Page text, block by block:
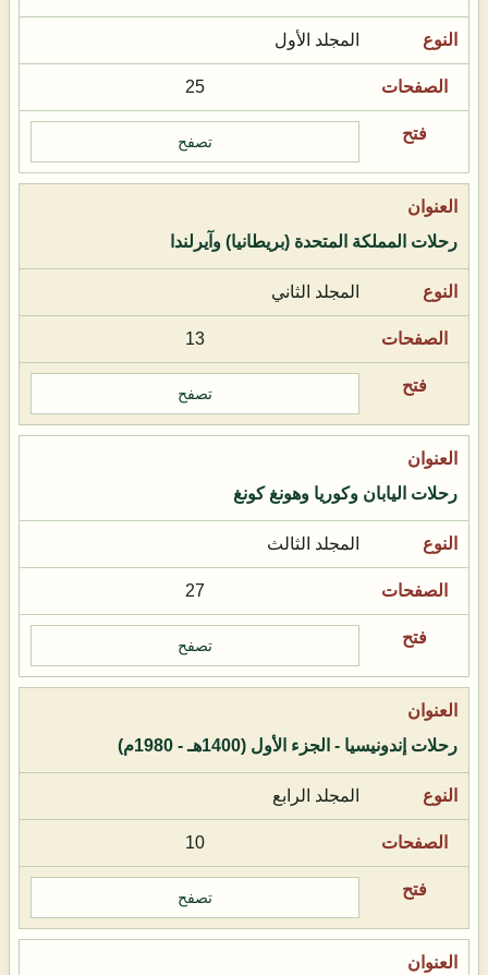
المجلد الأول
25
تصفح
رحلات المملكة المتحدة (بريطانيا) وآيرلندا
المجلد الثاني
13
تصفح
رحلات اليابان وكوريا وهونغ كونغ
المجلد الثالث
27
تصفح
رحلات إندونيسيا - الجزء الأول (1400هـ - 1980م)
المجلد الرابع
10
تصفح